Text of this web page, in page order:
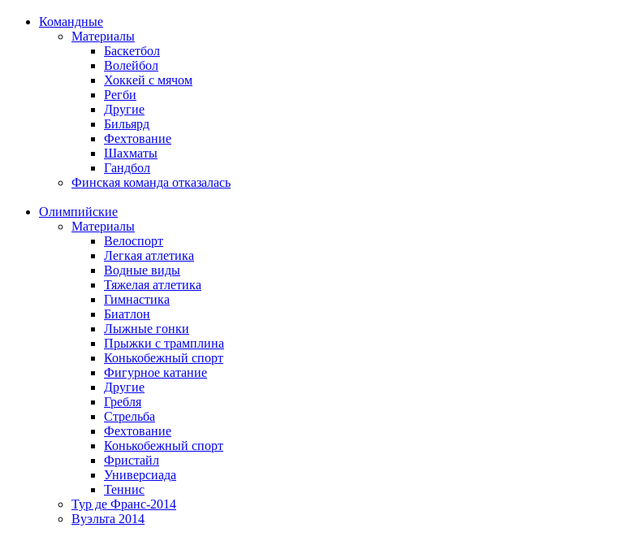
Командные
Материалы
Баскетбол
Волейбол
Хоккей с мячом
Регби
Другие
Бильярд
Фехтование
Шахматы
Гандбол
Финская команда отказалась
Олимпийские
Материалы
Велоспорт
Легкая атлетика
Водные виды
Тяжелая атлетика
Гимнастика
Биатлон
Лыжные гонки
Прыжки с трамплина
Конькобежный спорт
Фигурное катание
Другие
Гребля
Стрельба
Фехтование
Конькобежный спорт
Фристайл
Универсиада
Теннис
Тур де Франс-2014
Вуэльта 2014